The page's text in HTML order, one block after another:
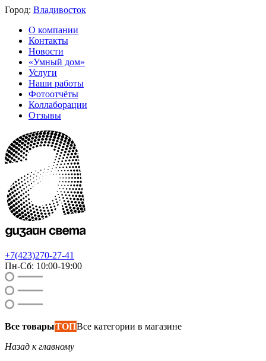
Город: Владивосток
О компании
Контакты
Новости
«Умный дом»
Услуги
Наши работы
Фотоотчёты
Коллаборации
Отзывы
+7(423)270-27-41
Пн-Сб: 10:00-19:00
Все товарыТОПВсе категории в магазине
Назад к главному